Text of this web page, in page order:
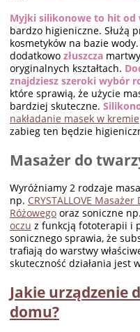
Myjki silikonowe to hit od
bardzo higieniczne. Służą
kosmetyków na bazie
dodatkowo złuszcza
oryginalnych kształtach.
znajdziesz szeroki wybór
które sprawią, że użycie
bardziej skuteczne.
nakładanie masek w kremie
zabieg ten będzie
Masażer do
Wyróżniamy 2 rodzaje
np. CRYSTALLOVE
Różowego oraz soniczne np.
oczu z funkcją fototerapii i
sonicznego sprawia, że
trafiają do warstwy
skuteczność działania jest
Jakie urządzenie
domu?